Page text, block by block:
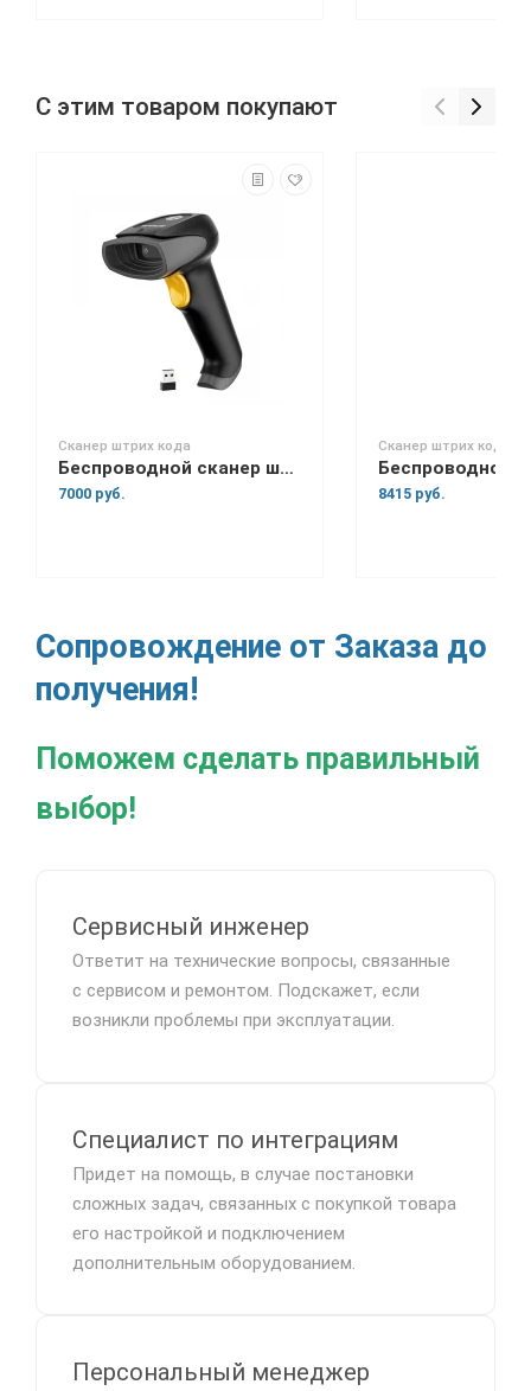
С этим товаром покупают
Сканер штрих кода
Беспроводной сканер штрих-кода Space Lite BT
7000 руб.
Сканер штрих кода
8415 руб.
Сопровождение от Заказа до
получения!
Поможем сделать правильный
выбор!
Сервисный инженер
Ответит на технические вопросы, связанные
с сервисом и ремонтом. Подскажет, если
возникли проблемы при эксплуатации.
Специалист по интеграциям
Придет на помощь, в случае постановки
сложных задач, связанных с покупкой товара
его настройкой и подключением
дополнительным оборудованием.
Персональный менеджер